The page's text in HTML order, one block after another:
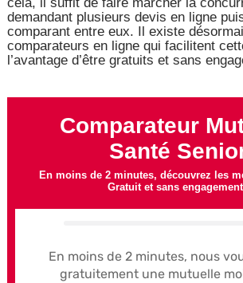
cela, il suffit de faire marcher la
demandant plusieurs devis en ligne
comparant entre eux. Il existe
comparateurs en ligne qui facilitent
l’avantage d’être gratuits et sans
Comparateur
Santé
En moins de 2 minutes, découvrez les
Gratuit et sans